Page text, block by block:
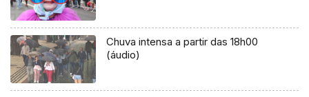
Chuva intensa a partir das 18h00
(áudio)